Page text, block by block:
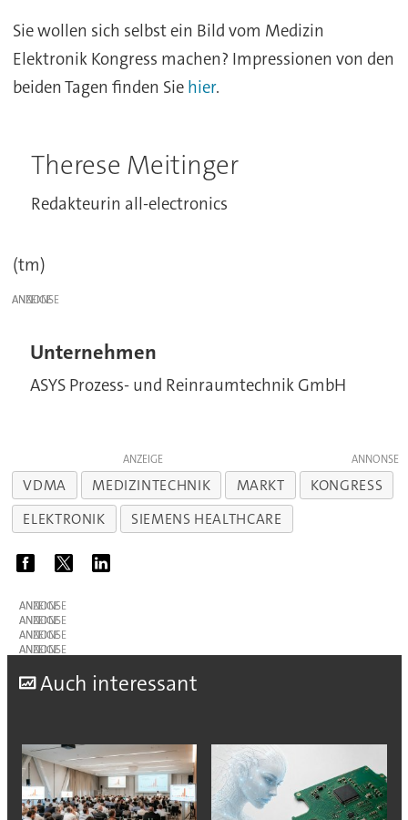
Sie wollen sich selbst ein Bild vom Medizin
Elektronik Kongress machen? Impressionen von den
beiden Tagen finden Sie hier.
Therese Meitinger
Redakteurin all-electronics
(tm)
ANZEIGE
Unternehmen
ASYS Prozess- und Reinraumtechnik GmbH
ANZEIGE
VDMA MEDIZINTECHNIK MARKT
KONGRESS
ELEKTRONIK
SIEMENS HEALTHCARE
ANZEIGE
ANZEIGE
ANZEIGE
ANZEIGE
Auch interessant